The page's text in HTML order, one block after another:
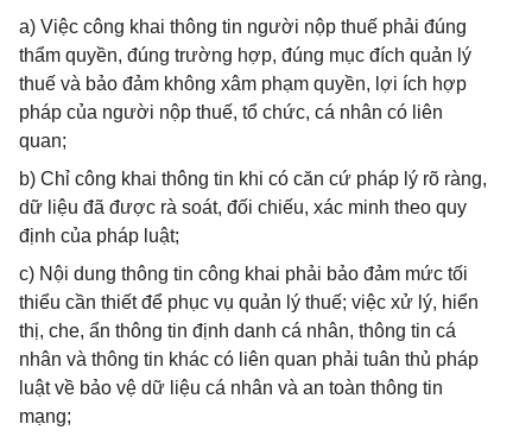
a) Việc công khai thông tin người nộp thuế phải đúng
thẩm quyền, đúng trường hợp, đúng mục đích quản lý
thuế và bảo đảm không xâm phạm quyền, lợi ích hợp
pháp của người nộp thuế, tổ chức, cá nhân có liên
quan;
b) Chỉ công khai thông tin khi có căn cứ pháp lý rõ ràng,
dữ liệu đã được rà soát, đối chiếu, xác minh theo quy
định của pháp luật;
c) Nội dung thông tin công khai phải bảo đảm mức tối
thiểu cần thiết để phục vụ quản lý thuế; việc xử lý, hiển
thị, che, ẩn thông tin định danh cá nhân, thông tin cá
nhân và thông tin khác có liên quan phải tuân thủ pháp
luật về bảo vệ dữ liệu cá nhân và an toàn thông tin
mạng;